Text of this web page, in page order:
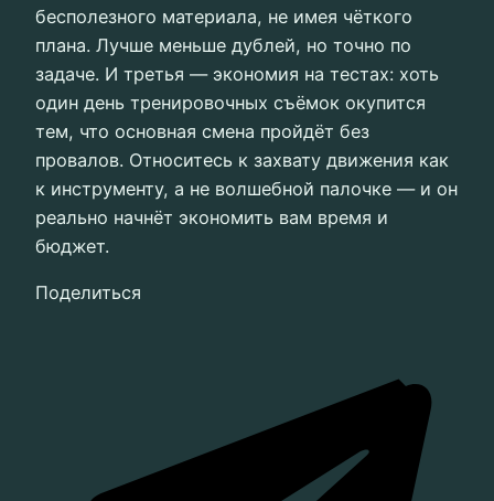
бесполезного материала, не имея чёткого
плана. Лучше меньше дублей, но точно по
задаче. И третья — экономия на тестах: хоть
один день тренировочных съёмок окупится
тем, что основная смена пройдёт без
провалов. Относитесь к захвату движения как
к инструменту, а не волшебной палочке — и он
реально начнёт экономить вам время и
бюджет.
Поделиться